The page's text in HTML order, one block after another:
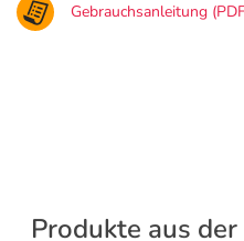
Gebrauchsanleitung
Produkte aus